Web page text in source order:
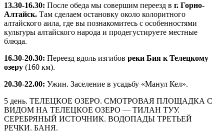
13.30-16.30: После обеда мы совершим переезд в г. Горно-
Алтайск. Там сделаем остановку около колоритного
алтайского аила, где вы познакомитесь с особенностями
культуры алтайского народа и продегустируете местные
блюда.
16.30-20.30: Переезд вдоль изгибов реки Бия к Телецкому
озеру (160 км).
20.30-22.00: Ужин. Заселение в усадьбу «Манул Кел».
5 день. ТЕЛЕЦКОЕ ОЗЕРО. СМОТРОВАЯ ПЛОЩАДКА С
ВИДОМ НА ТЕЛЕЦКОЕ ОЗЕРО — ТИЛАН ТУУ.
СЕРЕБРЯНЫЙ ИСТОЧНИК. ВОДОПАДЫ ТРЕТЬЕЙ
РЕЧКИ. БАНЯ.